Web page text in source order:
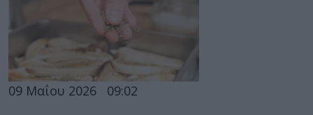
09 Μαΐου 2026 09:02